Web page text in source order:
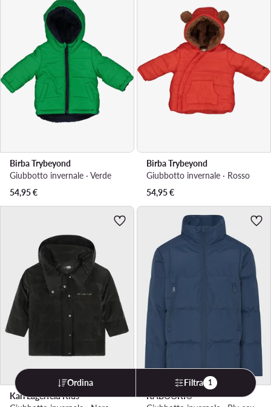
Birba Trybeyond
Giubbotto invernale · Verde
54,95€
Birba Trybeyond
Giubbotto invernale · Rosso
54,95€
Karl Lagerfeld Kids
KABOOKI®
Ordina Filtra 1